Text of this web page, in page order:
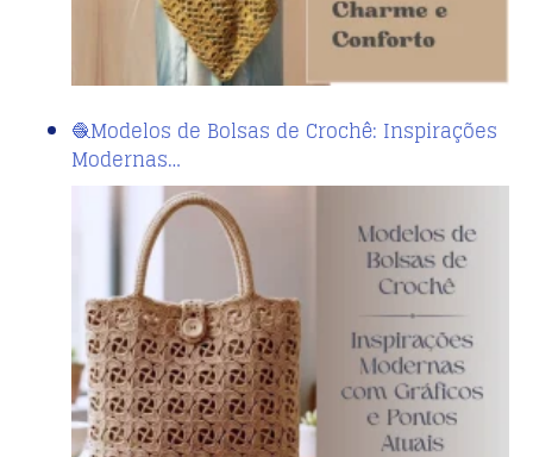
🧶Modelos de Bolsas de Crochê: Inspirações
Modernas…